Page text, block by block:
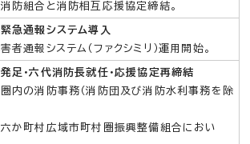
防組合と消防相互応援協定締結。
急通報システム導入
者通報システム（ファクシミリ）運用開始。
足・六代消防長就任・応援協定再締結
内の消防事務（消防団及び消防水利事務を除
か町村広域市町村圏振興整備組合におい